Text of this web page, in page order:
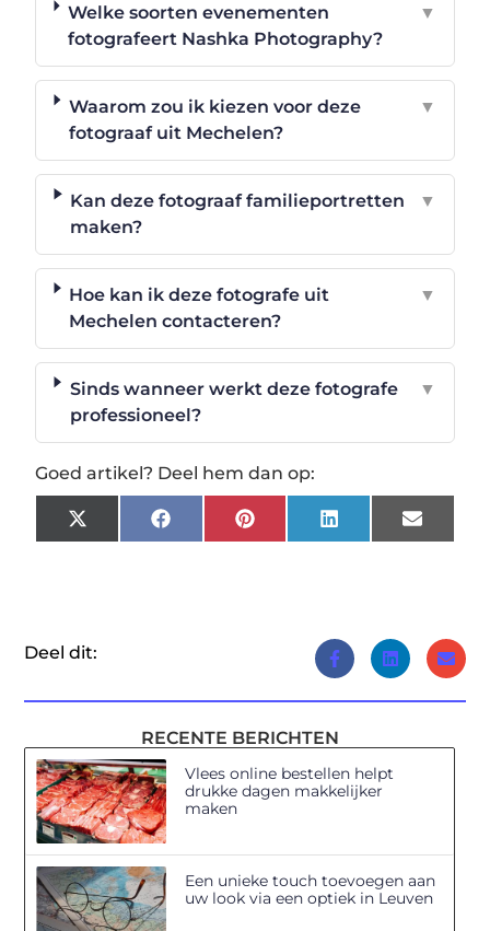
Welke soorten evenementen
fotografeert Nashka Photography?
▼
Waarom zou ik kiezen voor deze
fotograaf uit Mechelen?
▼
Kan deze fotograaf familieportretten
maken?
▼
Hoe kan ik deze fotografe uit
Mechelen contacteren?
▼
Sinds wanneer werkt deze fotografe
professioneel?
▼
Goed artikel? Deel hem dan op:
X
(Twitter)
FacebookPinterestLinkedInEmail
Deel dit:
RECENTE BERICHTEN
Vlees online bestellen helpt
drukke dagen makkelijker
maken
Een unieke touch toevoegen aan
uw look via een optiek in Leuven